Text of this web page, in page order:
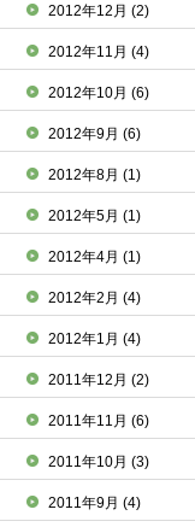
2012年12月(2)
2012年11月(4)
2012年10月(6)
2012年9月(6)
2012年8月(1)
2012年5月(1)
2012年4月(1)
2012年2月(4)
2012年1月(4)
2011年12月(2)
2011年11月(6)
2011年10月(3)
2011年9月(4)